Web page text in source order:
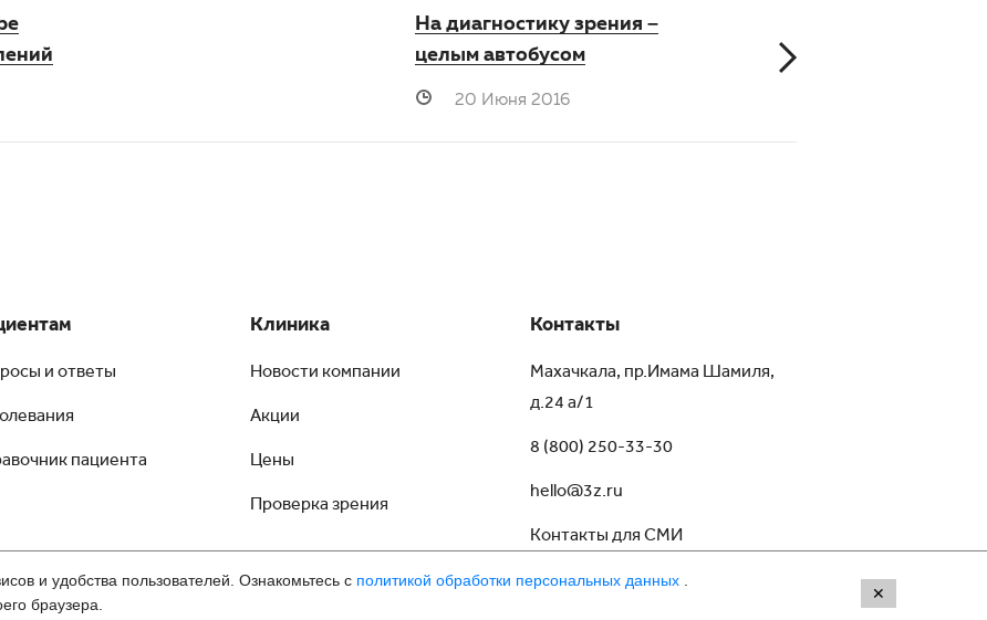
На диагностику зрения –
целым автобусом
20 Июня 2016
и ответы
пациента
Клиника
Новости компании
Акции
Цены
Проверка зрения
Контакты
Махачкала, пр.Имама Шамиля,
д.24 а/1
8 (800) 250-33-30
hello@3z.ru
Контакты для СМИ
и удобства пользователей. Ознакомьтесь с политикой обработки персональных данных
браузера.
✕